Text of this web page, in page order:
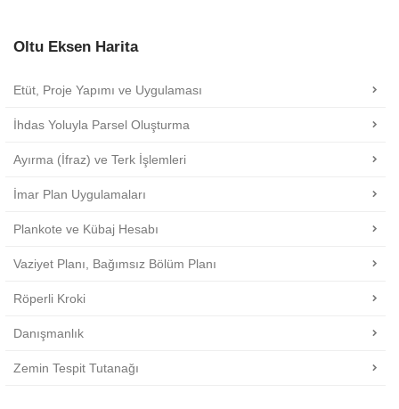
Oltu Eksen Harita
Etüt, Proje Yapımı ve Uygulaması
İhdas Yoluyla Parsel Oluşturma
Ayırma (İfraz) ve Terk İşlemleri
İmar Plan Uygulamaları
Plankote ve Kübaj Hesabı
Vaziyet Planı, Bağımsız Bölüm Planı
Röperli Kroki
Danışmanlık
Zemin Tespit Tutanağı